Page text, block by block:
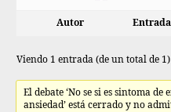
Autor
Viendo 1 entrada (de un total de 1)
El debate ‘No se si es sintoma
ansiedad’ está cerrado y no